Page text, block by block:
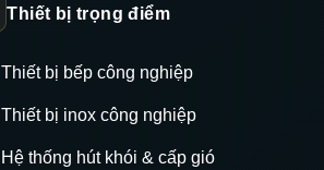
Thiết bị trọng điểm
Thiết bị bếp công nghiệp
Thiết bị inox công nghiệp
Hệ thống hút khói & cấp gió